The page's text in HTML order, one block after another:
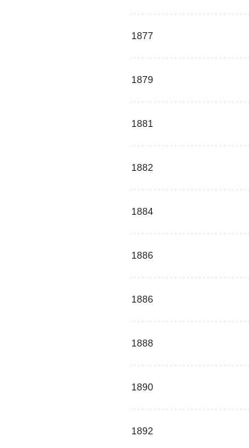
1877
1879
1881
1882
1884
1886
1886
1888
1890
1892